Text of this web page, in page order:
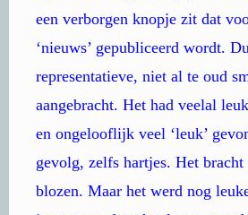
een verborgen knopje zit dat
‘nieuws’ gepubliceerd wordt.
representatieve, niet al te oud
aangebracht. Het had veelal
en ongelooflijk veel ‘leuk’
gevolg, zelfs hartjes. Het
blozen. Maar het werd nog